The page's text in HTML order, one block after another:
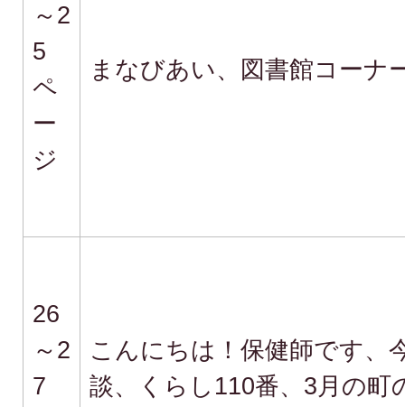
～2
5
ペ
ー
ジ
まなびあい、図書館コーナ
26
～2
7
こんにちは！保健師です、
談、くらし110番、3月の町